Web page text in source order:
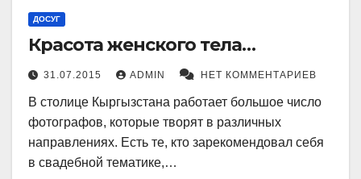
ДОСУГ
Красота женского тела…
31.07.2015 ADMIN НЕТ КОММЕНТАРИЕВ
В столице Кыргызстана работает большое число
фотографов, которые творят в различных
направлениях. Есть те, кто зарекомендовал себя
в свадебной тематике,…